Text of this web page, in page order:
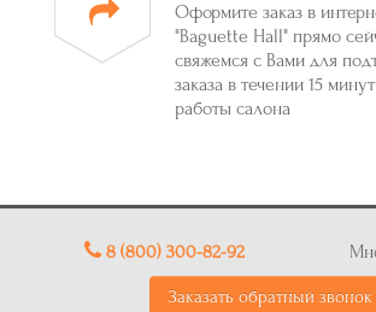
Оформите заказ в
"Baguette Hall" прямо
свяжемся с Вами для
заказа в течении 15
работы салона
8 (800) 300-82-92
Заказать обратный звонок